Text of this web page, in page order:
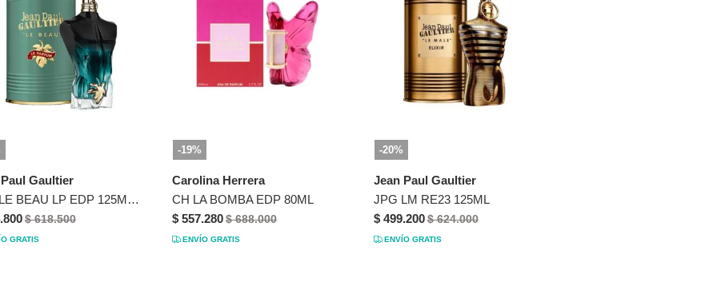
Gaultier
JPG LE BEAU LP EDP 125ML 2022
$ 618.500
GRATIS
-19%
Carolina Herrera
CH LA BOMBA EDP 80ML
$ 557.280$ 688.000
ENVÍO GRATIS
-20%
Jean Paul Gaultier
JPG LM RE23 125ML
$ 499.200$ 624.000
ENVÍO GRATIS